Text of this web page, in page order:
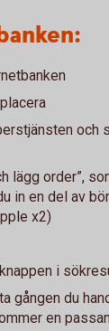
och
lägg order”,
in en del av
x2)
i
gången du
en